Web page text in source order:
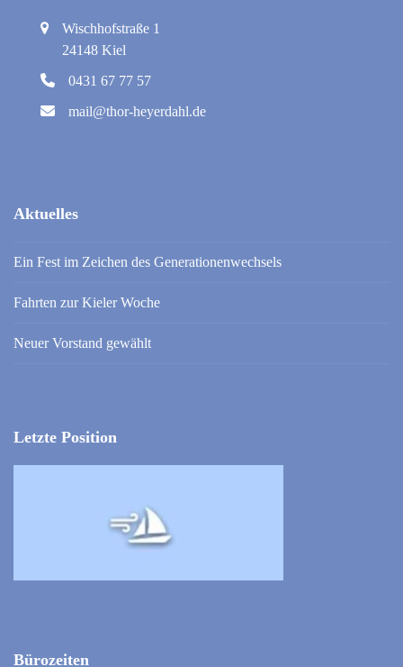
Wischhofstraße 1
24148 Kiel
0431 67 77 57
mail@thor-heyerdahl.de
Aktuelles
Ein Fest im Zeichen des Generationenwechsels
Fahrten zur Kieler Woche
Neuer Vorstand gewählt
Letzte Position
Bürozeiten